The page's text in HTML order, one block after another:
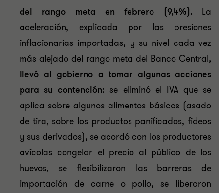
del rango meta en febrero (9,4%). La
aceleración, explicada por las presiones
inflacionarias importadas, y su nivel cada vez
más alejado del rango meta del Banco Central,
llevó al gobierno a tomar algunas acciones
para su contención: se eliminó el IVA que se
aplica sobre algunos alimentos básicos (asado
de tira, sobre los productos panificados, fideos
y sus derivados), se acordó con los productores
avícolas congelar el precio al público de los
huevos, se flexibilizaron las barreras de
importación de carne o pollo, se liberaron